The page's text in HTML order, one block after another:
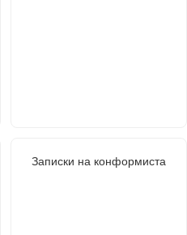
Записки на конформиста